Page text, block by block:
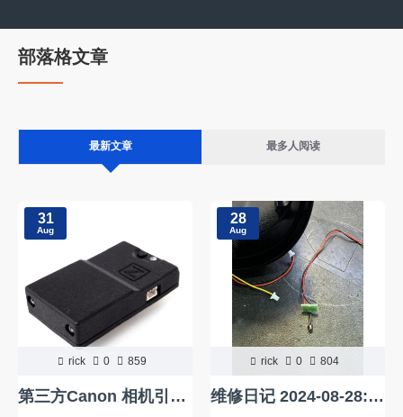
部落格文章
最新文章 最多人阅读
31
Aug
rick 0 859
第三方Canon 相机引闪器for Nauticam 防水壳专用，对应26301
28
Aug
rick 0 804
维修日记 2024-08-28: SUPE Dpro如果光纤线引闪不亮有可能是感应头，更换后即可正常动作 当日完修